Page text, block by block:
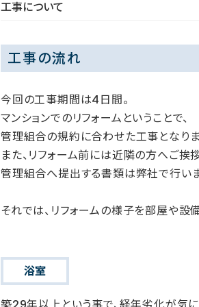
工事について
工事の流れ
今回の工事期間は4日間。
マンションでのリフォームということで、
管理組合の規約に合わせた工事となりま
また、リフォーム前には近隣の方へご挨
管理組合へ提出する書類は弊社で行い
それでは、リフォームの様子を部屋や設
浴室